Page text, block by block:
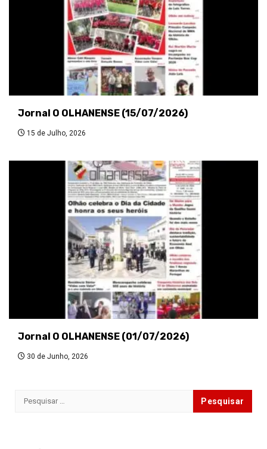
Jornal O OLHANENSE (15/07/2026)
15 de Julho, 2026
Jornal O OLHANENSE (01/07/2026)
30 de Junho, 2026
Pesquisar